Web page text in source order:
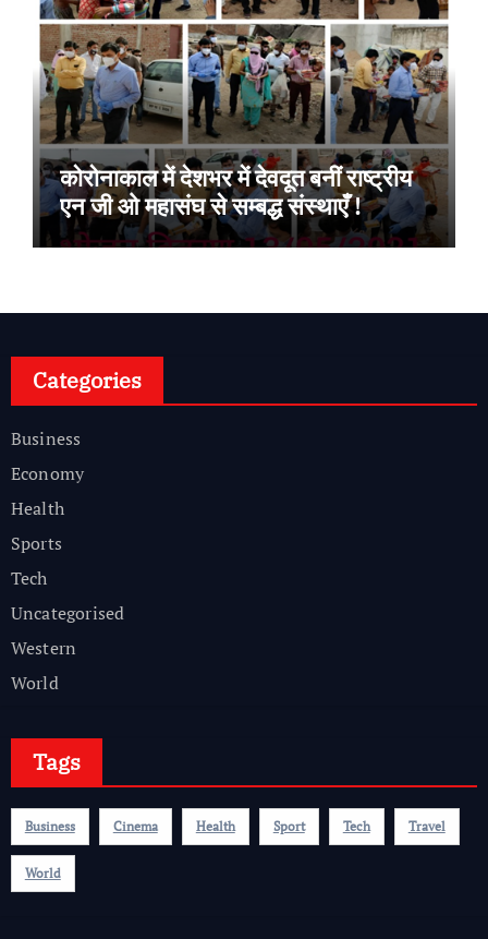
कोरोनाकाल में देशभर में देवदूत बनीं राष्ट्रीय
एन जी ओ महासंघ से सम्बद्ध संस्थाएँ !
Categories
Business
Economy
Health
Sports
Tech
Uncategorised
Western
World
Tags
Business Cinema Health Sport Tech Travel
World